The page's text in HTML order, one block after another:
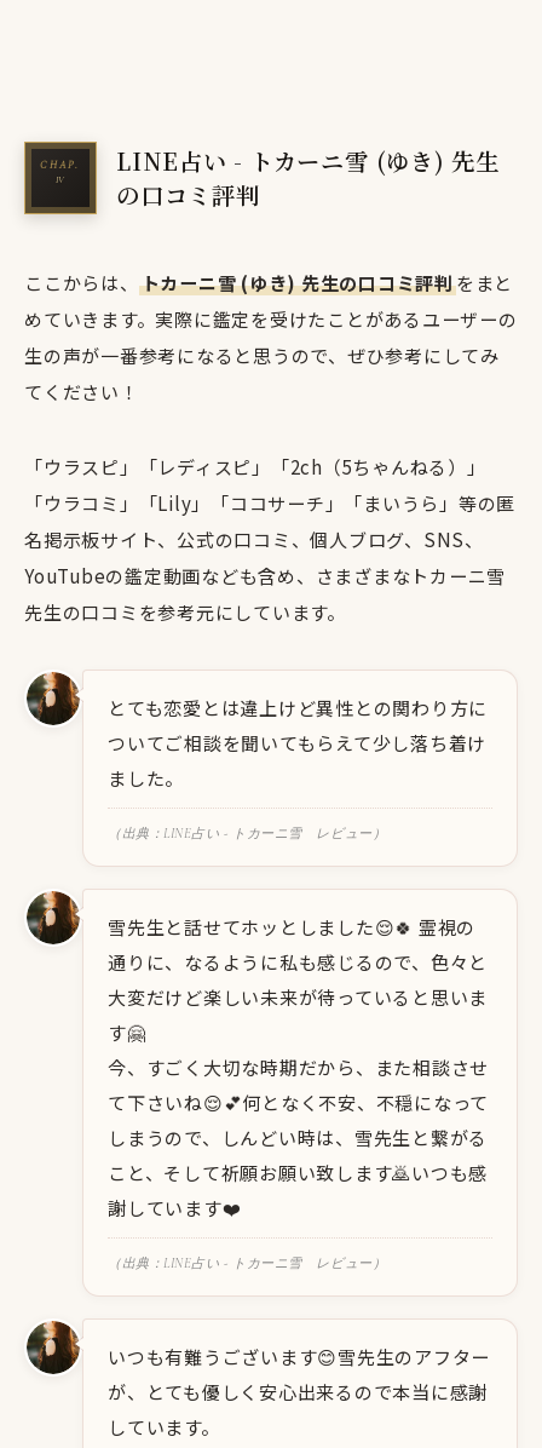
LINE占い - トカーニ雪 (ゆき) 先生
の口コミ評判
ここからは、 トカーニ雪 (ゆき) 先生の口コミ評判をまと
めていきます。実際に鑑定を受けたことがあるユーザーの
生の声が一番参考になると思うので、ぜひ参考にしてみ
てください！
「ウラスピ」「レディスピ」「2ch（5ちゃんねる）」
「ウラコミ」「Lily」「ココサーチ」「まいうら」等の匿
名掲示板サイト、公式の口コミ、個人ブログ、SNS、
YouTubeの鑑定動画なども含め、さまざまなトカーニ雪
先生の口コミを参考元にしています。
とても恋愛とは違上けど異性との関わり方に
ついてご相談を聞いてもらえて少し落ち着け
ました。
（出典：LINE占い - トカーニ雪 レビュー）
雪先生と話せてホッとしました😌🍀 霊視の
通りに、なるように私も感じるので、色々と
大変だけど楽しい未来が待っていると思いま
す🤗
今、すごく大切な時期だから、また相談させ
て下さいね😌💕何となく不安、不穏になって
しまうので、しんどい時は、雪先生と繋がる
こと、そして祈願お願い致します🙇いつも感
謝しています❤️
（出典：LINE占い - トカーニ雪 レビュー）
いつも有難うございます😊雪先生のアフター
が、とても優しく安心出来るので本当に感謝
しています。